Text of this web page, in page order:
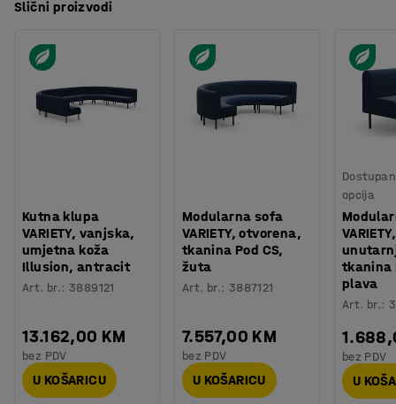
Slični proizvodi
Kutna klupa
VARIETY, vanjska,
umjetna koža
Illusion, antracit
Art. br.:3889121
13.162,00 KM
bez PDV
U KOŠARICU
Modularna sofa
VARIETY, otvorena,
tkanina Pod CS,
žuta
Art. br.: 3887121
7.557,00 KM
bez PDV
U KOŠARICU
opcija
tkanina
plava
Art. br.:
bez PDV
U